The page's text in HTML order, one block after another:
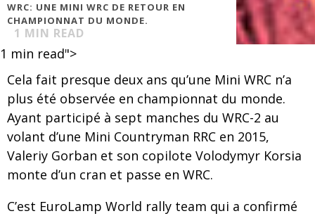
WRC: UNE MINI WRC DE RETOUR EN
CHAMPIONNAT DU MONDE.
1 MIN READ
1 min read">
Cela fait presque deux ans qu’une Mini WRC n’a
plus été observée en championnat du monde.
Ayant participé à sept manches du WRC-2 au
volant d’une Mini Countryman RRC en 2015,
Valeriy Gorban et son copilote Volodymyr Korsia
monte d’un cran et passe en WRC.
C’est EuroLamp World rally team qui a confirmé